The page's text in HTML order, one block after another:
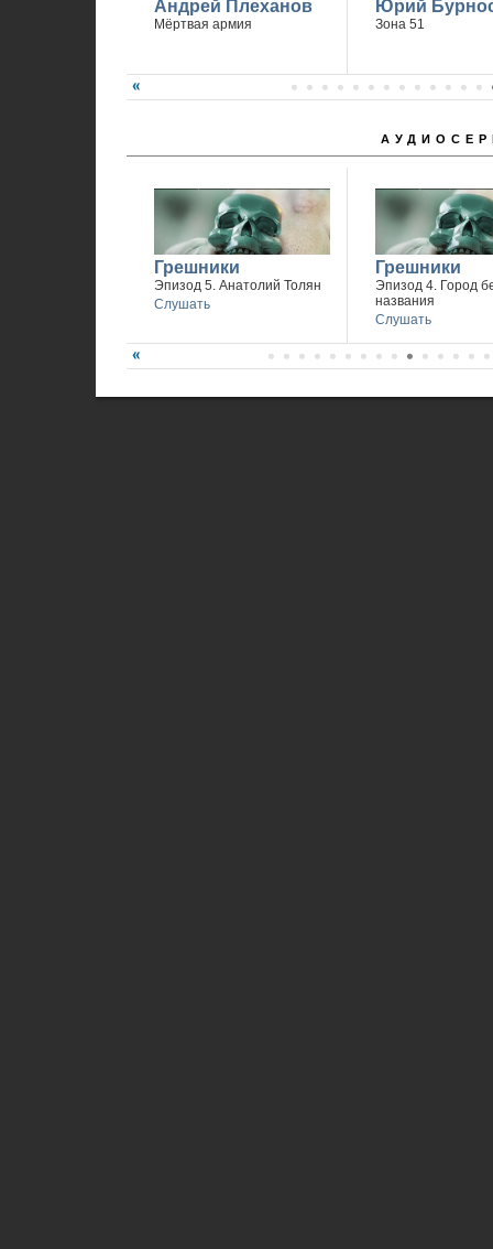
Андрей Плеханов
Мёртвая армия
Юрий
Зона 51
Грешники
Эпизод 5. Анатолий Толян
Слушать
Грешники
Эпизод 4. Город
названия
Слушать